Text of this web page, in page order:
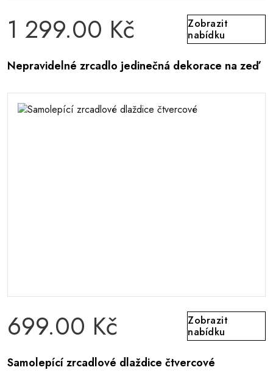
1 299.00 Kč
Zobrazit
nabídku
Nepravidelné zrcadlo jedinečná dekorace na zeď
699.00 Kč
Zobrazit
nabídku
Samolepící zrcadlové dlaždice čtvercové